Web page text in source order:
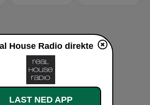
House Radio direkte
LAST NED APP